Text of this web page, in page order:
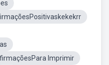
Imprimir